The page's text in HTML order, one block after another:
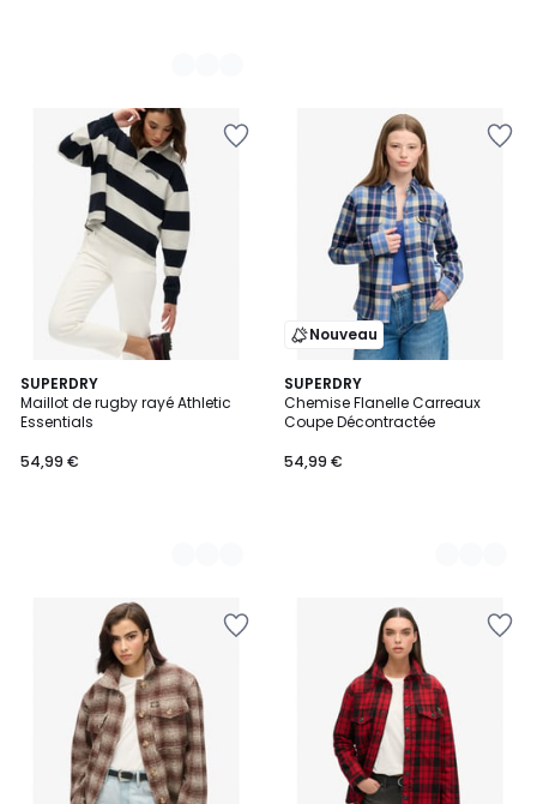
SUPERDRY
Maillot de rugby rayé Athletic
Essentials
54,99 €
3
Couleurs
Nouveau
SUPERDRY
Chemise Flanelle Carreaux
Coupe Décontractée
54,99 €
3
Couleurs